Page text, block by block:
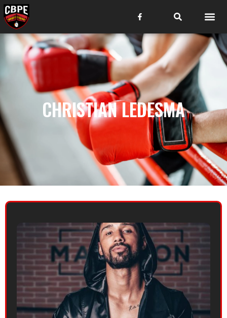
CHRISTIAN LEDESMA